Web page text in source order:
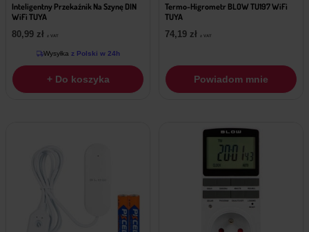
Inteligentny Przekaźnik Na Szynę DIN
WiFi TUYA
80,99 zł z VAT
Wysyłka z Polski w 24h
+ Do koszyka
Termo-Higrometr BLOW TU197 WiFi
TUYA
74,19 zł z VAT
Powiadom mnie